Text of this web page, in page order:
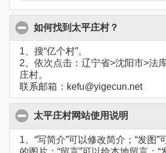
如何找到太平庄村？
1、搜“亿个村”。
2、依次点击：辽宁省>沈阳市>法
庄村。
联系邮箱：kefu@yigecun.net
太平庄村网站使用说明
1、“写简介”可以修改简介；“发图